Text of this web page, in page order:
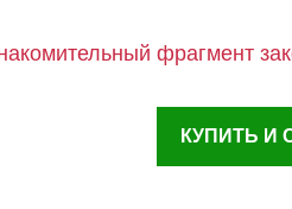
фрагмент
КУПИТЬ И